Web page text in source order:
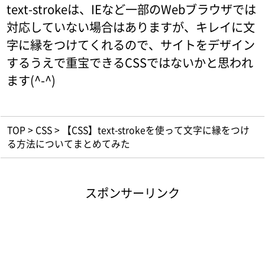
text-strokeは、IEなど一部のWebブラウザでは
対応していない場合はありますが、キレイに文
字に縁をつけてくれるので、サイトをデザイン
するうえで重宝できるCSSではないかと思われ
ます(^-^)
TOP > CSS>
【CSS】text-strokeを使って文字に縁をつけ
る方法についてまとめてみた
スポンサーリンク